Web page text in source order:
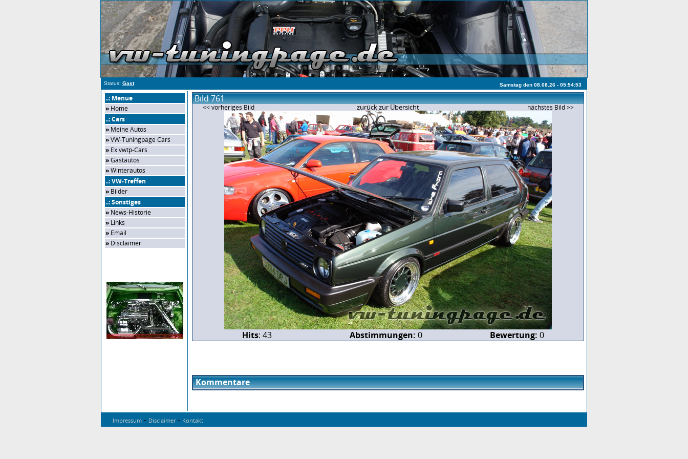
Status: Gast Samstag den 08.08.26 - 05:54:53
..: Menue
» Home
..: Cars
» Meine Autos
»VW-Tuningpage Cars
» Ex vwtp-Cars
»Gastautos
»Winterautos
..: VW-Treffen
» Bilder
..: Sonstiges
» News-Historie
» Links
» Email
» Disclaimer
Bild 761
<< vorheriges Bild zurück zur Übersicht nächstes Bild >>
Hits: 43 Abstimmungen: 0 Bewertung: 0
Kommentare
Impressum - Disclaimer- Kontakt